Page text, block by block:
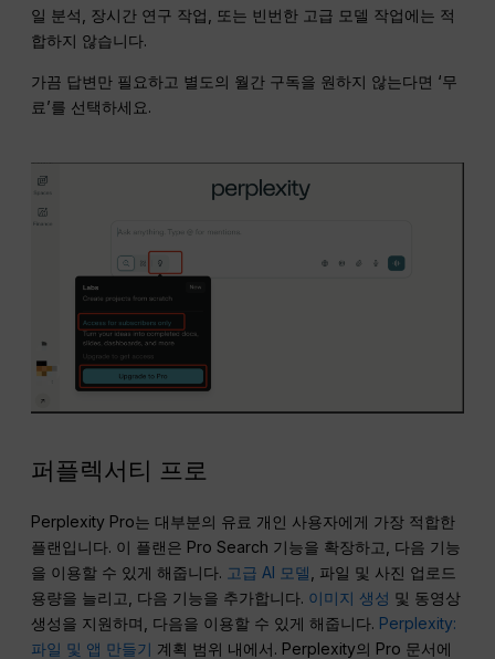
일 분석, 장시간 연구 작업, 또는 빈번한 고급 모델 작업에는 적
합하지 않습니다.
가끔 답변만 필요하고 별도의 월간 구독을 원하지 않는다면 ‘무
료’를 선택하세요.
퍼플렉서티 프로
Perplexity Pro는 대부분의 유료 개인 사용자에게 가장 적합한
플랜입니다. 이 플랜은 Pro Search 기능을 확장하고, 다음 기능
을 이용할 수 있게 해줍니다. 고급 AI 모델
, 파일 및 사진 업로드
용량을 늘리고, 다음 기능을 추가합니다. 이미지 생성 및 동영상
생성을 지원하며, 다음을 이용할 수 있게 해줍니다. Perplexity:
파일 및 앱 만들기 계획 범위 내에서. Perplexity의 Pro 문서에